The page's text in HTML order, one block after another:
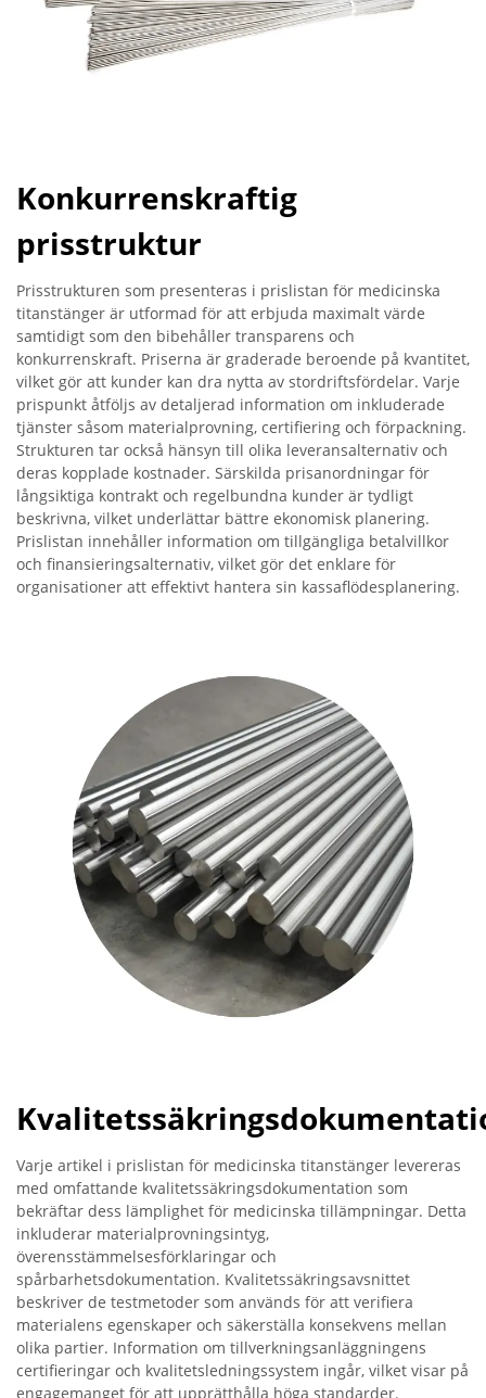
Konkurrenskraftig
prisstruktur
Prisstrukturen som presenteras i prislistan för medicinska
titanstänger är utformad för att erbjuda maximalt värde
samtidigt som den bibehåller transparens och
konkurrenskraft. Priserna är graderade beroende på kvantitet,
vilket gör att kunder kan dra nytta av stordriftsfördelar. Varje
prispunkt åtföljs av detaljerad information om inkluderade
tjänster såsom materialprovning, certifiering och förpackning.
Strukturen tar också hänsyn till olika leveransalternativ och
deras kopplade kostnader. Särskilda prisanordningar för
långsiktiga kontrakt och regelbundna kunder är tydligt
beskrivna, vilket underlättar bättre ekonomisk planering.
Prislistan innehåller information om tillgängliga betalvillkor
och finansieringsalternativ, vilket gör det enklare för
organisationer att effektivt hantera sin kassaflödesplanering.
Varje artikel i prislistan för medicinska titanstänger levereras
med omfattande kvalitetssäkringsdokumentation som
bekräftar dess lämplighet för medicinska tillämpningar. Detta
inkluderar materialprovningsintyg,
överensstämmelsesförklaringar och
spårbarhetsdokumentation. Kvalitetssäkringsavsnittet
beskriver de testmetoder som används för att verifiera
materialens egenskaper och säkerställa konsekvens mellan
olika partier. Information om tillverkningsanläggningens
certifieringar och kvalitetsledningssystem ingår, vilket visar på
engagemanget för att upprätthålla höga standarder.